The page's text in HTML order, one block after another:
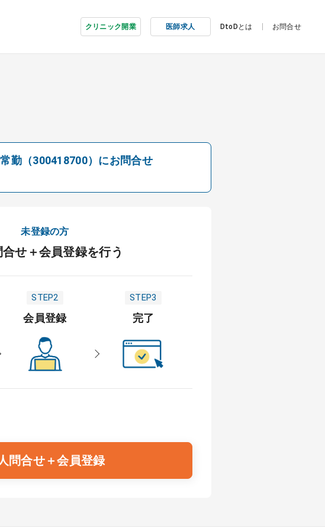
クリニック開業 医師求人 DtoDとは お問合せ
勤（300418700）にお問合せ
未登録の方
せ＋会員登録を行う
STEP2
会員登録
STEP3
完了
問合せ＋会員登録